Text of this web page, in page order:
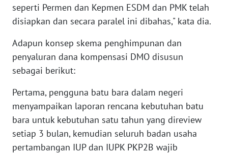
seperti Permen dan Kepmen ESDM dan PMK telah
disiapkan dan secara paralel ini dibahas," kata dia.
Adapun konsep skema penghimpunan dan
penyaluran dana kompensasi DMO disusun
sebagai berikut:
Pertama, pengguna batu bara dalam negeri
menyampaikan laporan rencana kebutuhan batu
bara untuk kebutuhan satu tahun yang direview
setiap 3 bulan, kemudian seluruh badan usaha
pertambangan IUP dan IUPK PKP2B wajib
WN
JAMBI
WN
SULTRA
NTB
WN
SULTENG